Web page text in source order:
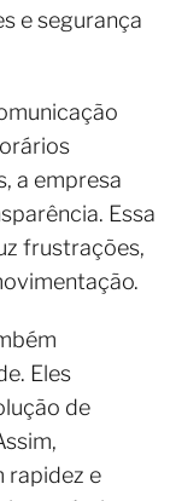
e segurança
a empresa
Essa
frustrações,
Eles
de
rapidez e